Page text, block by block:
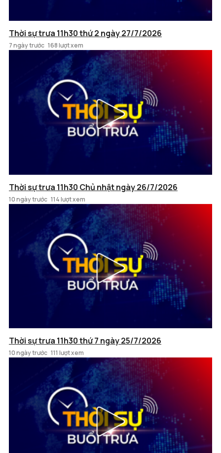
Thời sự trưa 11h30 thứ 2 ngày 27/7/2026
7 ngày trước 168 lượt xem
Thời sự trưa 11h30 Chủ nhật ngày 26/7/2026
10 ngày trước 114 lượt xem
Thời sự trưa 11h30 thứ 7 ngày 25/7/2026
10 ngày trước 111 lượt xem